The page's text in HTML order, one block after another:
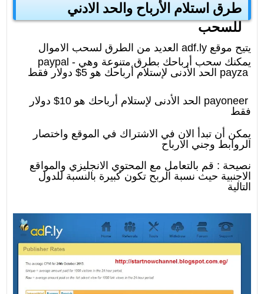
طرق استلام الأرباح والحد الادني
للسحب
يتيح موقعadf.ly العديد من الطرق لسحب الاموال
يمكنك سحب أرباحك بطرق متنوعة وهيpaypal -
payza الحد الأدنى لإستلام أرباحك هو 5$ دولار فقط
payoneer
الحد الأدنى لإستلام أرباحك هو 10$ دولار
فقط
يمكن أن تبدأ الان في الاشتراك في الموقع واختصار
الروابط وجني الارباح
نصيحة : قم بالتعامل مع المحتوي الانجليزي والمواقع
الاجنبية حيث نسبة الربح تكون كبيرة بالنسبة للدول
التالية